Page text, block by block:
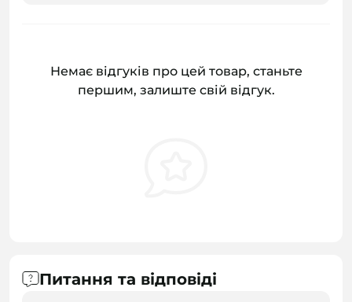
Немає відгуків про цей товар, станьте
першим, залиште свій відгук.
Питання та відповіді